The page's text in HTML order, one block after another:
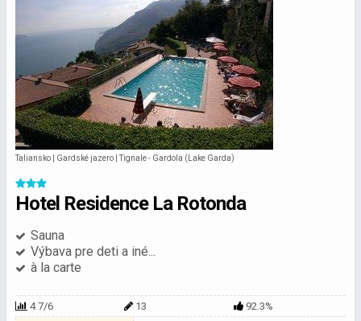
Taliansko | Gardské jazero | Tignale - Gardola (Lake Garda)
Hotel Residence La Rotonda
Sauna
Výbava pre deti a iné...
à la carte
4.7/6 13
92.3%